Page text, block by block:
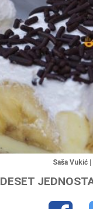
Saša Vukić
DESET